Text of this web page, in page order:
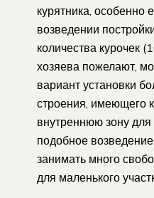
курятника, особенно
возведении
количества курочек
хозяева пожелают,
вариант установки
строения, имеющего
внутреннюю зону
подобное
занимать много
для маленького